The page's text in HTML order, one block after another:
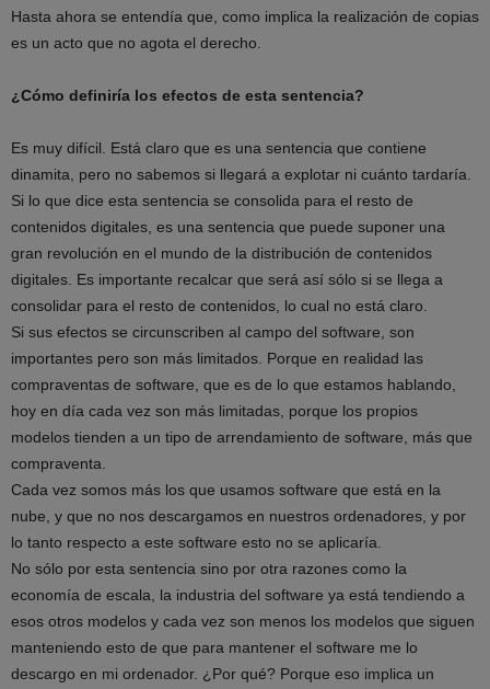
Hasta ahora se entendía que, como implica la realización de copias
es un acto que no agota el derecho.
¿Cómo definiría los efectos de esta sentencia?
Es muy difícil. Está claro que es una sentencia que contiene
dinamita, pero no sabemos si llegará a explotar ni cuánto tardaría.
Si lo que dice esta sentencia se consolida para el resto de
contenidos digitales, es una sentencia que puede suponer una
gran revolución en el mundo de la distribución de contenidos
digitales. Es importante recalcar que será así sólo si se llega a
consolidar para el resto de contenidos, lo cual no está claro.
Si sus efectos se circunscriben al campo del software, son
importantes pero son más limitados. Porque en realidad las
compraventas de software, que es de lo que estamos hablando,
hoy en día cada vez son más limitadas, porque los propios
modelos tienden a un tipo de arrendamiento de software, más que
compraventa.
Cada vez somos más los que usamos software que está en la
nube, y que no nos descargamos en nuestros ordenadores, y por
lo tanto respecto a este software esto no se aplicaría.
No sólo por esta sentencia sino por otra razones como la
economía de escala, la industria del software ya está tendiendo a
esos otros modelos y cada vez son menos los modelos que siguen
manteniendo esto de que para mantener el software me lo
descargo en mi ordenador. ¿Por qué? Porque eso implica un